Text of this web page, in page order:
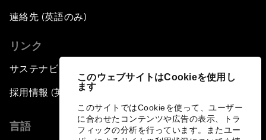
このウェブサイトはCookieを使用し
ます
このサイトではCookieを使って、ユーザー
に合わせたコンテンツや広告の表示、トラ
フィックの分析を行っています。またユー
連絡先 (英語のみ)
リンク
サステナビリティへの取り組み
採用情報 (英語のみ)
言語